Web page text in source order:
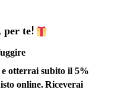
per te!
otterrai subito il 5%
online.Riceverai